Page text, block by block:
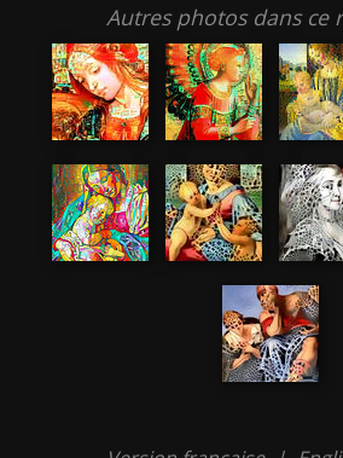
Autres photos dans ce